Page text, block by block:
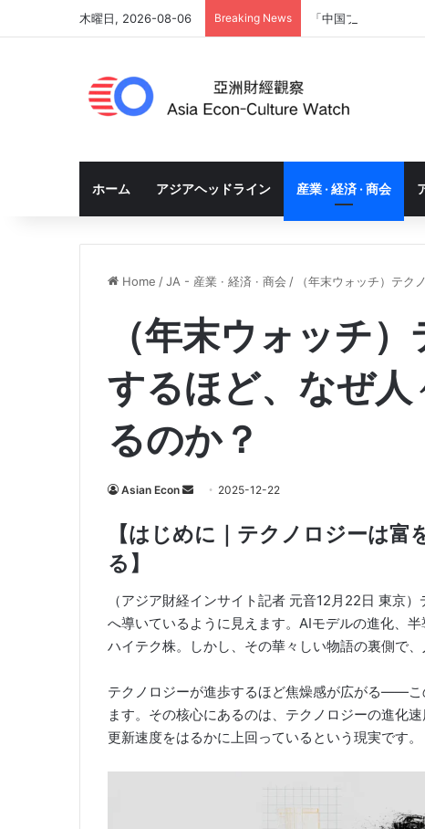
木曜日, 2026-08-06 Breaking News 「中国プラスワン」
ホーム アジアヘッドライン 産業 · 経済 · 商会
Home /JA - 産業 · 経済 · 商会 / （年末ウォッチ）テク
（年末ウォッチ
するほど、なぜ人
るのか？
Asian Econ
Send
email
2025-12-22
【はじめに｜テクノロジーは
る】
（アジア財経インサイト記者 元音12月22日 東京
へ導いているように見えます。AIモデルの進化、
ハイテク株。しかし、その華々しい物語の裏側で
テクノロジーが進歩するほど焦燥感が広がる――
ます。その核心にあるのは、テクノロジーの進化
更新速度をはるかに上回っているという現実です。